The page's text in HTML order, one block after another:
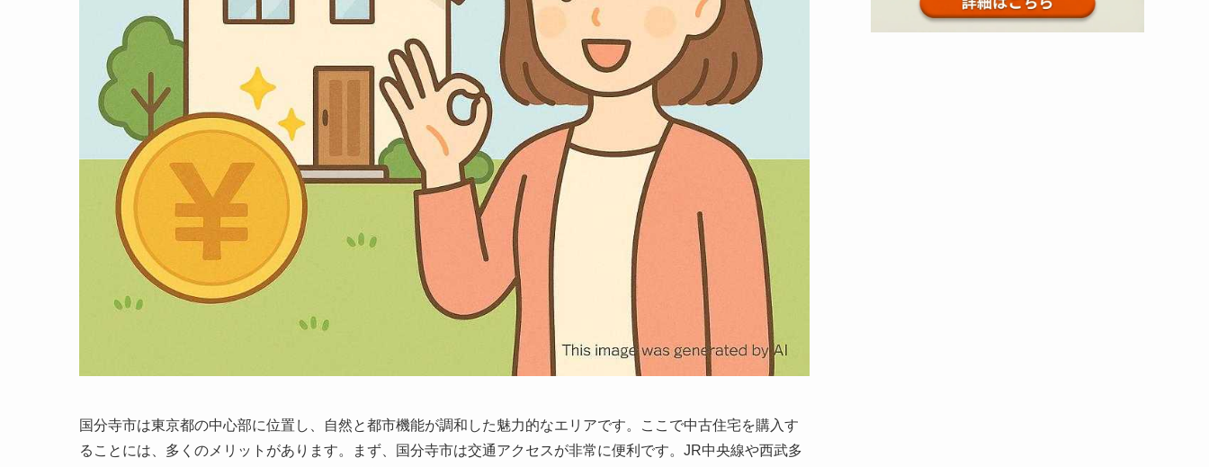
国分寺市は東京都の中心部に位置し、自然と都市機能が調和した魅力的なエリアです。ここで中古住宅を購入す
ることには、多くのメリットがあります。まず、国分寺市は交通アクセスが非常に便利です。JR中央線や西武多